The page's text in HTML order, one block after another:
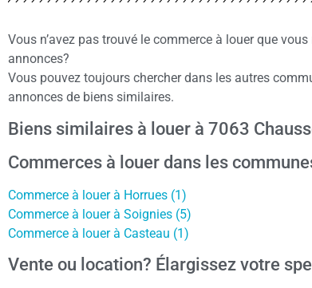
Vous n’avez pas trouvé le commerce à louer que
annonces?
Vous pouvez toujours chercher dans les autres
annonces de biens similaires.
Biens similaires à louer à 7063
Commerces à louer dans les
Commerce à louer à Horrues (1)
Commerce à louer à Soignies (5)
Commerce à louer à Casteau (1)
Vente ou location? Élargissez votre